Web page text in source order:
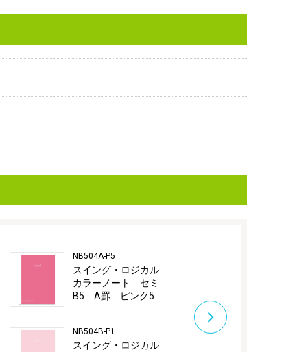
NB504A-P5
スイング・ロジカル
カラーノート セミ
B5 A罫 ピンク5
NB504B-P1
スイング・ロジカル